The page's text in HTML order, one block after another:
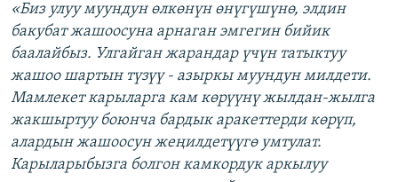
«Биз улуу муундун өлкөнүн өнүгүшүнө, элдин
бакубат жашоосуна арнаган эмгегин бийик
баалайбыз. Улгайган жарандар үчүн татыктуу
жашоо шартын түзүү - азыркы муундун милдети.
Мамлекет карыларга кам көрүүнү жылдан-жылга
жакшыртуу боюнча бардык аракеттерди көрүп,
алардын жашоосун жеңилдетүүгө умтулат.
Карыларыбызга болгон камкордук аркылуу